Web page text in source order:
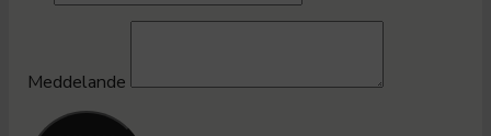
Meddelande